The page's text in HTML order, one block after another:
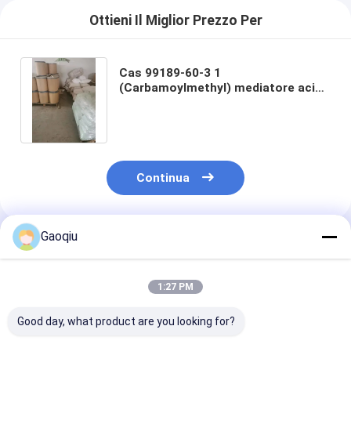
Ottieni Il Miglior Prezzo Per
Cas 99189-60-3 1
(Carbamoylmethyl) mediatore acido
Continua
Prodotti Raccomandati
Gaoqiu
1:27 PM
Good day, what product are you looking for?